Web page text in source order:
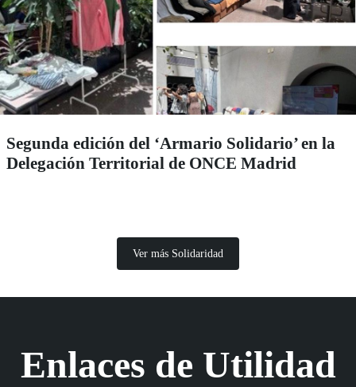
Segunda edición del ‘Armario Solidario’ en la
Delegación Territorial de ONCE Madrid
Ver más Solidaridad
Enlaces de Utilidad